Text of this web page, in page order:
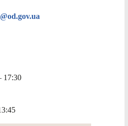
17:30